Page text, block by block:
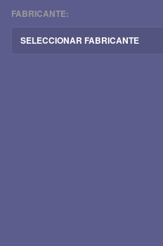
FABRICANTE:
SELECCIONAR FABRICANTE